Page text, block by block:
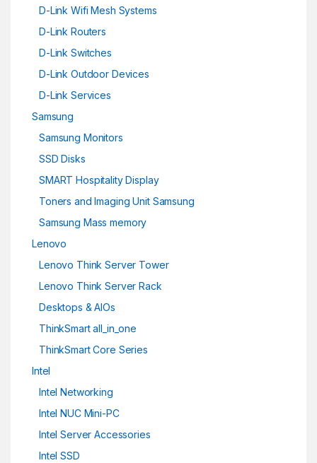
D-Link Wifi Mesh Systems
D-Link Routers
D-Link Switches
D-Link Outdoor Devices
D-Link Services
Samsung
Samsung Monitors
SSD Disks
SMART Hospitality Display
Toners and Imaging Unit Samsung
Samsung Mass memory
Lenovo
Lenovo Think Server Tower
Lenovo Think Server Rack
Desktops & AIOs
ThinkSmart all_in_one
ThinkSmart Core Series
Intel
Intel Networking
Intel NUC Mini-PC
Intel Server Accessories
Intel SSD